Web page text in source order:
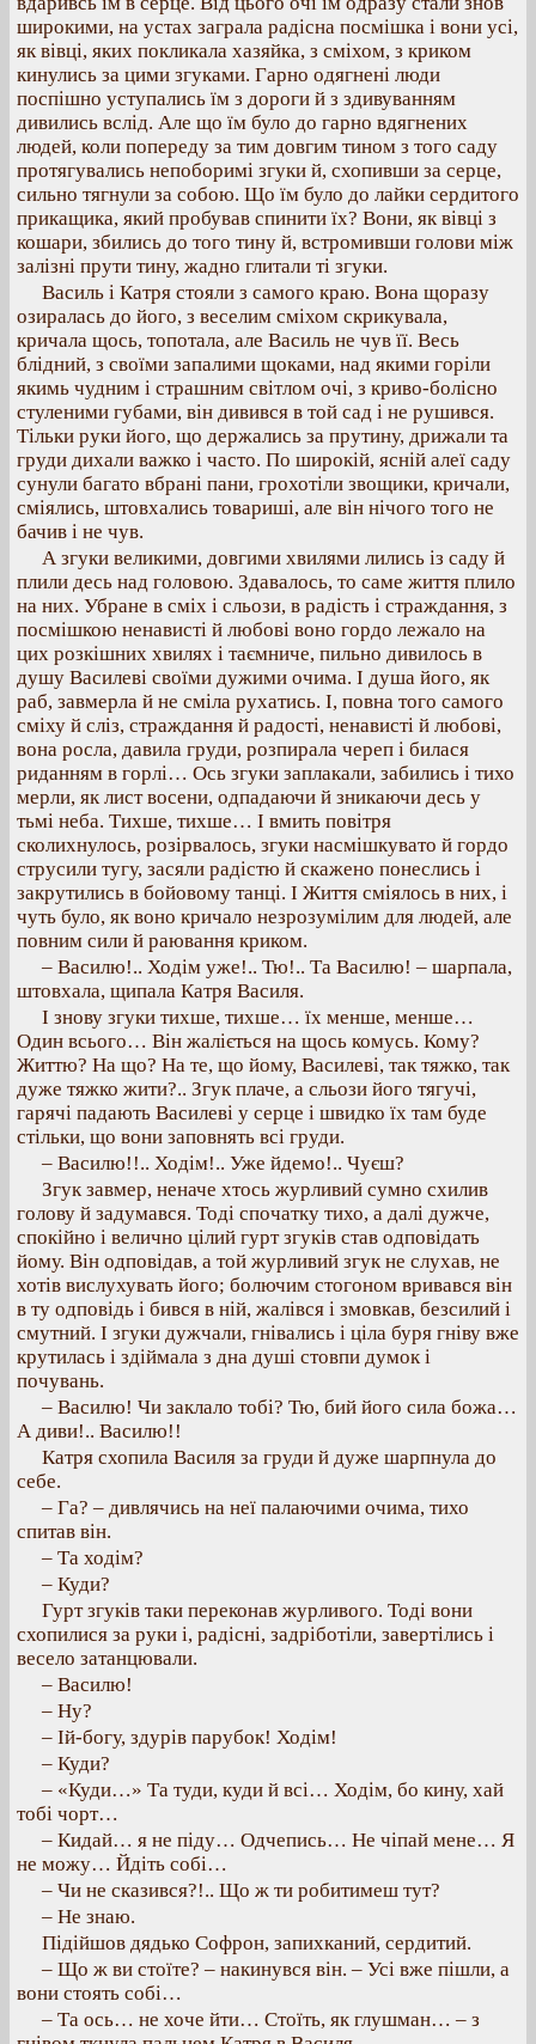
широкими, на устах заграла радісна посмішка і вони усі,
як вівці, яких покликала хазяйка, з сміхом, з криком
кинулись за цими згуками. Гарно одягнені люди
поспішно уступались їм з дороги й з здивуванням
дивились вслід. Але що їм було до гарно вдягнених
людей, коли попереду за тим довгим тином з того саду
протягувались непоборимі згуки й, схопивши за серце,
сильно тягнули за собою. Що їм було до лайки сердитого
прикащика, який пробував спинити їх? Вони, як вівці з
кошари, збились до того тину й, встромивши голови між
залізні прути тину, жадно глитали ті згуки.
Василь і Катря стояли з самого краю. Вона щоразу
озиралась до його, з веселим сміхом скрикувала,
кричала щось, топотала, але Василь не чув її. Весь
блідний, з своїми запалими щоками, над якими горіли
якимь чудним і страшним світлом очі, з криво-болісно
стуленими губами, він дивився в той сад і не рушився.
Тільки руки його, що держались за прутину, дрижали та
груди дихали важко і часто. По широкій, ясній алеї саду
сунули багато вбрані пани, грохотіли звощики, кричали,
сміялись, штовхались товариші, але він нічого того не
бачив і не чув.
А згуки великими, довгими хвилями лились із саду й
плили десь над головою. Здавалось, то саме життя плило
на них. Убране в сміх і сльози, в радість і страждання, з
посмішкою ненависті й любові воно гордо лежало на
цих розкішних хвилях і таємниче, пильно дивилось в
душу Василеві своїми дужими очима. І душа його, як
раб, завмерла й не сміла рухатись. І, повна того самого
сміху й сліз, страждання й радості, ненависті й любові,
вона росла, давила груди, розпирала череп і билася
риданням в горлі… Ось згуки заплакали, забились і тихо
мерли, як лист восени, одпадаючи й зникаючи десь у
тьмі неба. Тихше, тихше… І вмить повітря
сколихнулось, розірвалось, згуки насмішкувато й гордо
струсили тугу, засяли радістю й скажено понеслись і
закрутились в бойовому танці. І Життя сміялось в них, і
чуть було, як воно кричало незрозумілим для людей, але
повним сили й раювання криком.
– Василю!.. Ходім уже!.. Тю!.. Та Василю! – шарпала,
штовхала, щипала Катря Василя.
І знову згуки тихше, тихше… їх менше, менше…
Один всього… Він жаліється на щось комусь. Кому?
Життю? На що? На те, що йому, Василеві, так тяжко, так
дуже тяжко жити?.. Згук плаче, а сльози його тягучі,
гарячі падають Василеві у серце і швидко їх там буде
стільки, що вони заповнять всі груди.
– Василю!!.. Ходім!.. Уже йдемо!.. Чуєш?
Згук завмер, неначе хтось журливий сумно схилив
голову й задумався. Тоді спочатку тихо, а далі дужче,
спокійно і велично цілий гурт згуків став одповідать
йому. Він одповідав, а той журливий згук не слухав, не
хотів вислухувать його; болючим стогоном вривався він
в ту одповідь і бився в ній, жалівся і змовкав, безсилий і
смутний. І згуки дужчали, гнівались і ціла буря гніву вже
крутилась і здіймала з дна душі стовпи думок і
почувань.
– Василю! Чи заклало тобі? Тю, бий його сила божа…
А диви!.. Василю!!
Катря схопила Василя за груди й дуже шарпнула до
себе.
– Га? – дивлячись на неї палаючими очима, тихо
спитав він.
– Та ходім?
– Куди?
Гурт згуків таки переконав журливого. Тоді вони
схопилися за руки і, радісні, задріботіли, завертілись і
весело затанцювали.
– Василю!
– Ну?
– Ій-богу, здурів парубок! Ходім!
– Куди?
– «Куди…» Та туди, куди й всі… Ходім, бо кину, хай
тобі чорт…
– Кидай… я не піду… Одчепись… Не чіпай мене… Я
не можу… Йдіть собі…
– Чи не сказився?!.. Що ж ти робитимеш тут?
– Не знаю.
Підійшов дядько Софрон, запихканий, сердитий.
– Що ж ви стоїте? – накинувся він. – Усі вже пішли, а
вони стоять собі…
– Та ось… не хоче йти… Стоїть, як глушман… – з